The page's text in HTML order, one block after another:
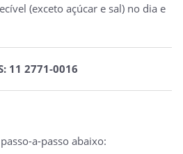
(exceto açúcar e sal) no dia e
11 2771-0016
a-passo abaixo: